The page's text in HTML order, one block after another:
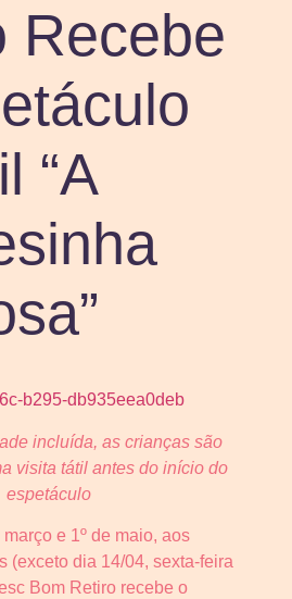
Recebe
“A
incluída, as crianças são
visita tátil antes do início do
espetáculo
e 1º de maio, aos
(exceto dia 14/04, sexta-feira
Bom Retiro recebe o